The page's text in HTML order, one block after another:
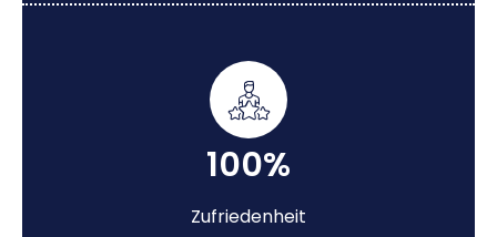
100%
Zufriedenheit